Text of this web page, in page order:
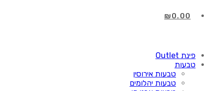
₪0.00
פינת Outlet
טבעות
טבעות אירוסין
טבעות יהלומים